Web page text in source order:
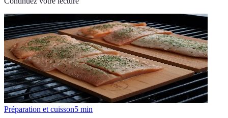
Préparation et cuisson5 min